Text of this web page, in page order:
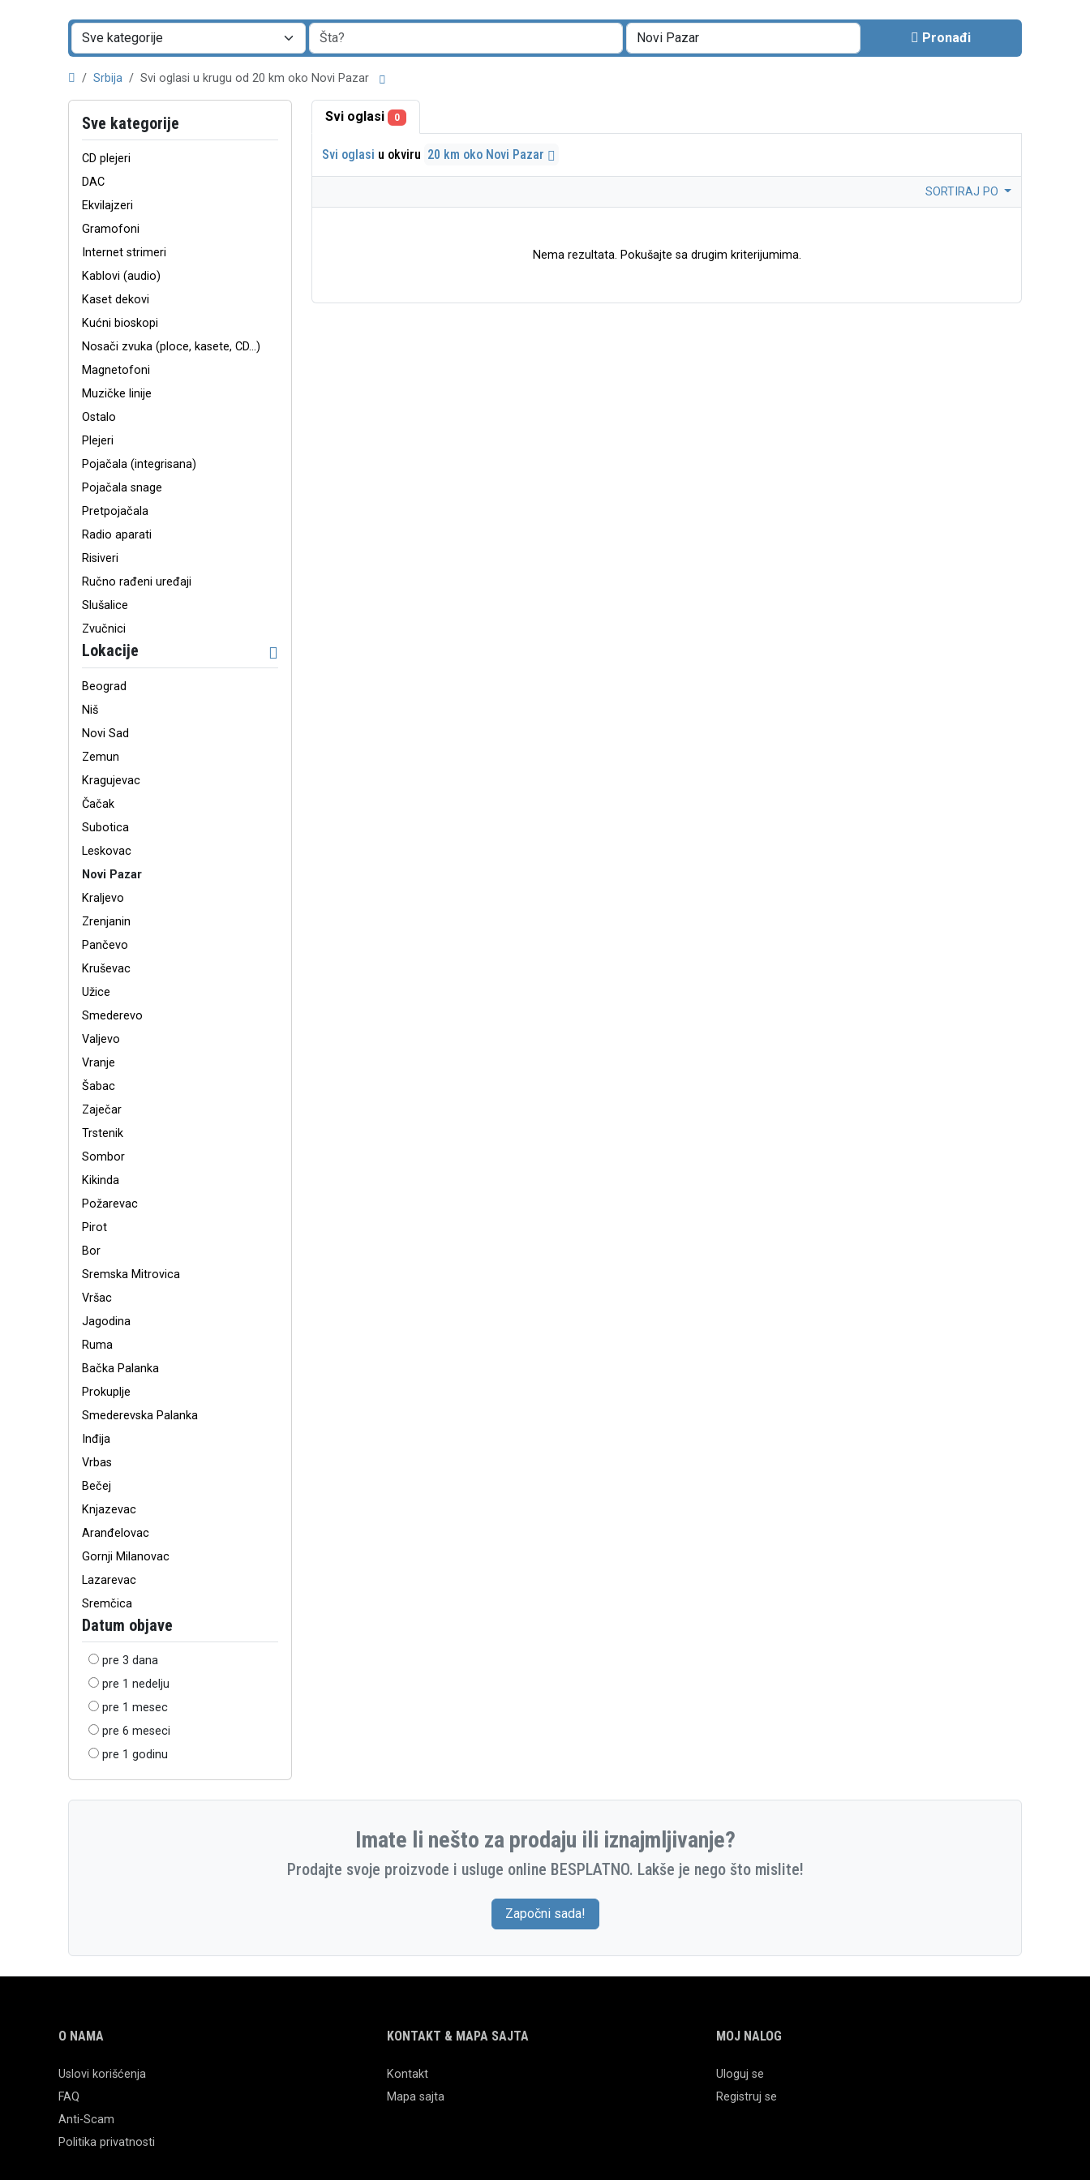
Pronađi
Srbija Svi oglasi u krugu od 20 km oko Novi Pazar
Sve kategorije
CD plejeri
DAC
Ekvilajzeri
Gramofoni
Internet strimeri
Kablovi (audio)
Kaset dekovi
Kućni bioskopi
Nosači zvuka (ploce, kasete, CD...)
Magnetofoni
Muzičke linije
Ostalo
Plejeri
Pojačala (integrisana)
Pojačala snage
Pretpojačala
Radio aparati
Risiveri
Ručno rađeni uređaji
Slušalice
Zvučnici
Lokacije
Beograd
Niš
Novi Sad
Zemun
Kragujevac
Čačak
Subotica
Leskovac
Novi Pazar
Kraljevo
Zrenjanin
Pančevo
Kruševac
Užice
Smederevo
Valjevo
Vranje
Šabac
Zaječar
Trstenik
Sombor
Kikinda
Požarevac
Pirot
Bor
Sremska Mitrovica
Vršac
Jagodina
Ruma
Bačka Palanka
Prokuplje
Smederevska Palanka
Inđija
Vrbas
Bečej
Knjazevac
Aranđelovac
Gornji Milanovac
Lazarevac
Sremčica
Datum objave
pre 3 dana
pre 1 nedelju
pre 1 mesec
pre 6 meseci
pre 1 godinu
Svi oglasi 0
Svi oglasi u okviru 20 km oko Novi Pazar
SORTIRAJ PO
Nema rezultata. Pokušajte sa drugim kriterijumima.
Imate li nešto za prodaju ili iznajmljivanje?
Prodajte svoje proizvode i usluge online BESPLATNO. Lakše je nego što mislite!
Započni sada!
O NAMA
Uslovi korišćenja
FAQ
Anti-Scam
Politika privatnosti
KONTAKT & MAPA SAJTA
Kontakt
Mapa sajta
MOJ NALOG
Uloguj se
Registruj se